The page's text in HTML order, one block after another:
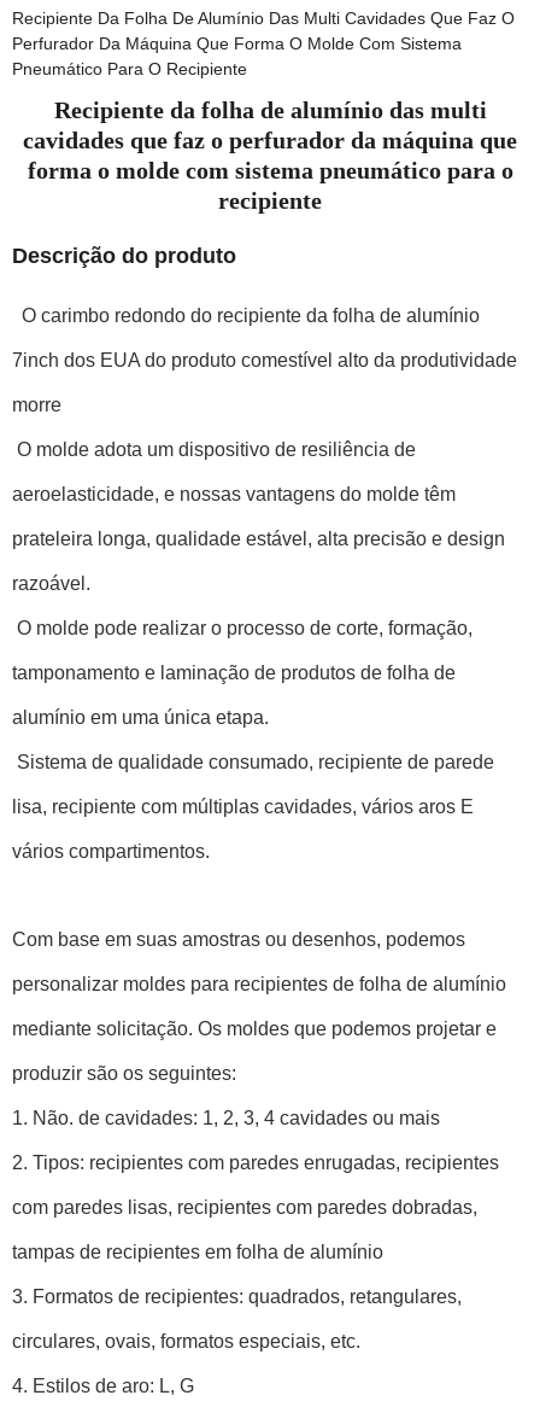
Recipiente Da Folha De Alumínio Das Multi Cavidades Que Faz O
Perfurador Da Máquina Que Forma O Molde Com Sistema
Pneumático Para O Recipiente
Recipiente da folha de alumínio das multi
cavidades que faz o perfurador da máquina que
forma o molde com sistema pneumático para o
recipiente
Descrição do produto
O carimbo redondo do recipiente da folha de alumínio
7inch dos EUA do produto comestível alto da produtividade
morre
O molde adota um dispositivo de resiliência de
aeroelasticidade, e nossas vantagens do molde têm
prateleira longa, qualidade estável, alta precisão e design
razoável.
O molde pode realizar o processo de corte, formação,
tamponamento e laminação de produtos de folha de
alumínio em uma única etapa.
Sistema de qualidade consumado, recipiente de parede
lisa, recipiente com múltiplas cavidades, vários aros E
vários compartimentos.
Com base em suas amostras ou desenhos, podemos
personalizar moldes para recipientes de folha de alumínio
mediante solicitação. Os moldes que podemos projetar e
produzir são os seguintes:
1. Não. de cavidades: 1, 2, 3, 4 cavidades ou mais
2. Tipos: recipientes com paredes enrugadas, recipientes
com paredes lisas, recipientes com paredes dobradas,
tampas de recipientes em folha de alumínio
3. Formatos de recipientes: quadrados, retangulares,
circulares, ovais, formatos especiais, etc.
4. Estilos de aro: L, G